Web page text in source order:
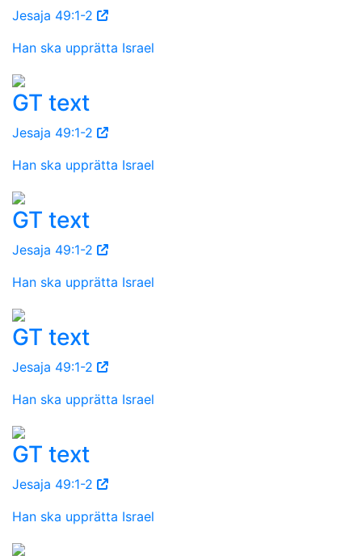
Jesaja 49:1-2
Han ska upprätta Israel
GT text
Jesaja 49:1-2
Han ska upprätta Israel
GT text
Jesaja 49:1-2
Han ska upprätta Israel
GT text
Jesaja 49:1-2
Han ska upprätta Israel
GT text
Jesaja 49:1-2
Han ska upprätta Israel